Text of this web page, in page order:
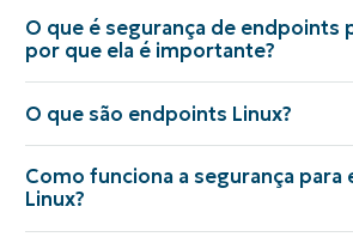
O que é segurança de endpoints
por que ela é importante?
O que são endpoints Linux?
Como funciona a segurança para
Linux?